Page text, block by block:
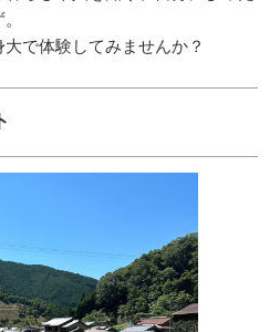
で体験してみませんか？